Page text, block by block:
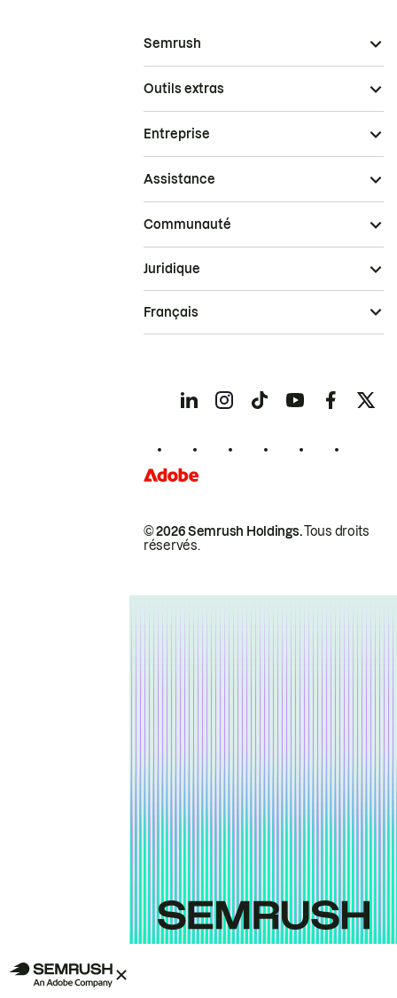
Semrush
Outils extras
Entreprise
Assistance
Communauté
© 2026 Semrush Holdings.Tous droits
réservés.
Juridique
Français